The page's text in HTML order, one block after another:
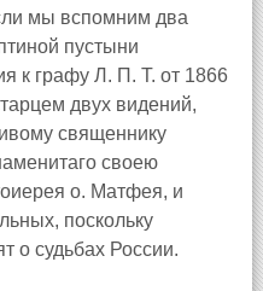
мы вспомним два
пустыни
к графу Л. П. Т. от 1866
двух видений,
священнику
своею
о. Матфея, и
поскольку
о судьбах России.